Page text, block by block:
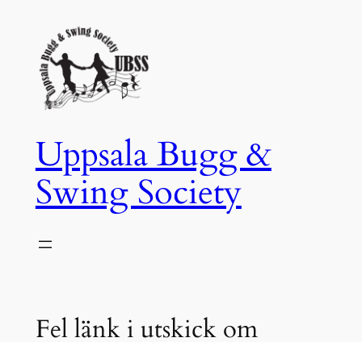
innehåll
Uppsala Bugg &
Swing Society
Fel länk i utskick om